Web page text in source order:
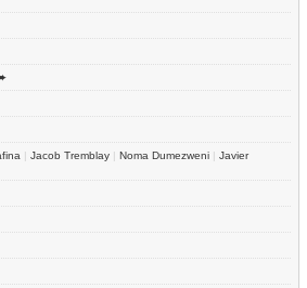
| Jacob Tremblay | Noma Dumezweni | Javier